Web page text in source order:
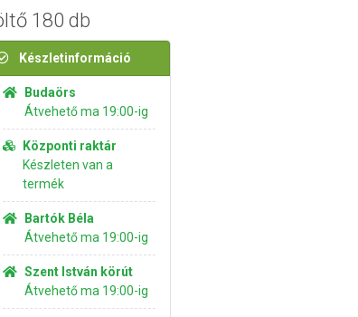
180 db
Készletinformáció
Budaörs
Átvehető ma 19:00-ig
Központi raktár
Készleten van a
termék
Bartók Béla
Átvehető ma 19:00-ig
Szent István körút
Átvehető ma 19:00-ig